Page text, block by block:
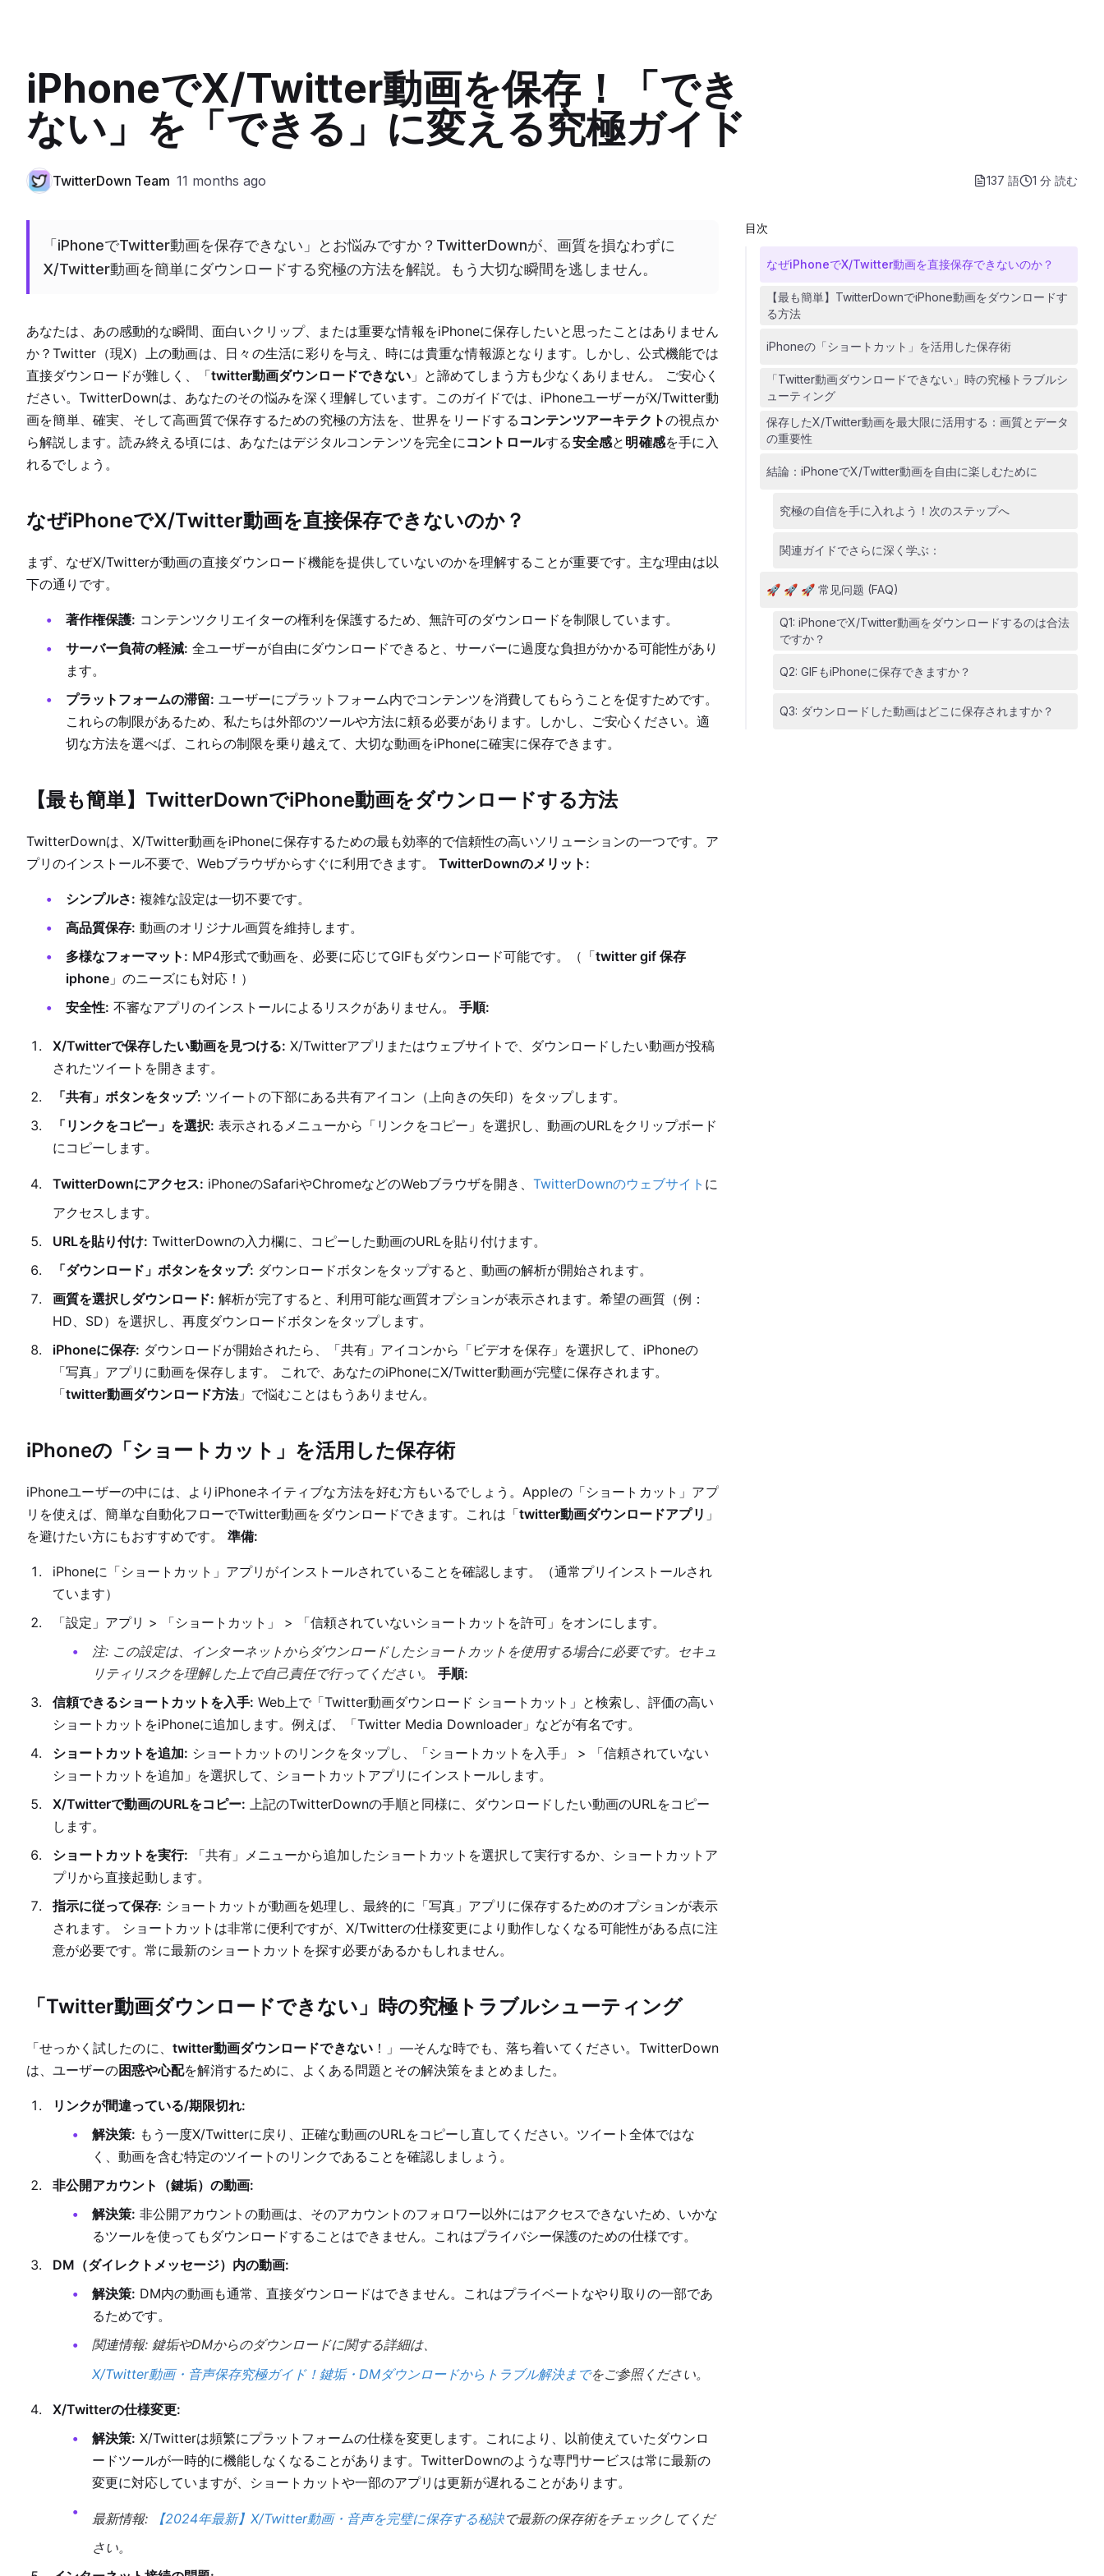
iPhoneでX/Twitter動画を保存！「でき
ない」を「できる」に変える究極ガイド
TwitterDown Team 11 months ago 137 語 1 分 読む
「iPhoneでTwitter動画を保存できない」とお悩みですか？TwitterDownが、画質を損なわずに
X/Twitter動画を簡単にダウンロードする究極の方法を解説。もう大切な瞬間を逃しません。
あなたは、あの感動的な瞬間、面白いクリップ、または重要な情報をiPhoneに保存したいと思ったことはありません
か？Twitter（現X）上の動画は、日々の生活に彩りを与え、時には貴重な情報源となります。しかし、公式機能では
直接ダウンロードが難しく、「twitter動画ダウンロードできない」と諦めてしまう方も少なくありません。 ご安心く
ださい。TwitterDownは、あなたのその悩みを深く理解しています。このガイドでは、iPhoneユーザーがX/Twitter動
画を簡単、確実、そして高画質で保存するための究極の方法を、世界をリードする コンテンツアーキテクトの視点か
ら解説します。読み終える頃には、あなたはデジタルコンテンツを完全にコントロールする安全感と 明確感を手に入
れるでしょう。
なぜiPhoneでX/Twitter動画を直接保存できないのか？
まず、なぜX/Twitterが動画の直接ダウンロード機能を提供していないのかを理解することが重要です。主な理由は以
下の通りです。
著作権保護: コンテンツクリエイターの権利を保護するため、無許可のダウンロードを制限しています。
サーバー負荷の軽減: 全ユーザーが自由にダウンロードできると、サーバーに過度な負担がかかる可能性があり
ます。
プラットフォームの滞留: ユーザーにプラットフォーム内でコンテンツを消費してもらうことを促すためです。
これらの制限があるため、私たちは外部のツールや方法に頼る必要があります。しかし、ご安心ください。適
切な方法を選べば、これらの制限を乗り越えて、大切な動画をiPhoneに確実に保存できます。
【最も簡単】TwitterDownでiPhone動画をダウンロードする方法
TwitterDownは、X/Twitter動画をiPhoneに保存するための最も効率的で信頼性の高いソリューションの一つです。ア
プリのインストール不要で、Webブラウザからすぐに利用できます。 TwitterDownのメリット:
シンプルさ: 複雑な設定は一切不要です。
高品質保存: 動画のオリジナル画質を維持します。
多様なフォーマット: MP4形式で動画を、必要に応じてGIFもダウンロード可能です。（「twitter gif 保存
iphone 」のニーズにも対応！）
安全性: 不審なアプリのインストールによるリスクがありません。 手順:
X/Twitterで保存したい動画を見つける: X/Twitterアプリまたはウェブサイトで、ダウンロードしたい動画が投稿
されたツイートを開きます。
「共有」ボタンをタップ: ツイートの下部にある共有アイコン（上向きの矢印）をタップします。
「リンクをコピー」を選択: 表示されるメニューから「リンクをコピー」を選択し、動画のURLをクリップボード
にコピーします。
TwitterDownにアクセス: iPhoneのSafariやChromeなどのWebブラウザを開き、 TwitterDownのウェブサイト に
アクセスします。
URLを貼り付け: TwitterDownの入力欄に、コピーした動画のURLを貼り付けます。
「ダウンロード」ボタンをタップ: ダウンロードボタンをタップすると、動画の解析が開始されます。
画質を選択しダウンロード: 解析が完了すると、利用可能な画質オプションが表示されます。希望の画質（例：
HD、SD）を選択し、再度ダウンロードボタンをタップします。
iPhoneに保存: ダウンロードが開始されたら、「共有」アイコンから「ビデオを保存」を選択して、iPhoneの
「写真」アプリに動画を保存します。 これで、あなたのiPhoneにX/Twitter動画が完璧に保存されます。
「twitter動画ダウンロード方法」で悩むことはもうありません。
iPhoneの「ショートカット」を活用した保存術
iPhoneユーザーの中には、よりiPhoneネイティブな方法を好む方もいるでしょう。Appleの「ショートカット」アプ
リを使えば、簡単な自動化フローでTwitter動画をダウンロードできます。これは「twitter動画ダウンロードアプリ 」
を避けたい方にもおすすめです。 準備:
iPhoneに「ショートカット」アプリがインストールされていることを確認します。（通常プリインストールされ
ています）
「設定」アプリ > 「ショートカット」 > 「信頼されていないショートカットを許可」をオンにします。
注: この設定は、インターネットからダウンロードしたショートカットを使用する場合に必要です。セキュ
リティリスクを理解した上で自己責任で行ってください。
手順:
信頼できるショートカットを入手: Web上で「Twitter動画ダウンロード ショートカット」と検索し、評価の高い
ショートカットをiPhoneに追加します。例えば、「Twitter Media Downloader」などが有名です。
ショートカットを追加: ショートカットのリンクをタップし、「ショートカットを入手」 > 「信頼されていない
ショートカットを追加」を選択して、ショートカットアプリにインストールします。
X/Twitterで動画のURLをコピー: 上記のTwitterDownの手順と同様に、ダウンロードしたい動画のURLをコピー
します。
ショートカットを実行: 「共有」メニューから追加したショートカットを選択して実行するか、ショートカットア
プリから直接起動します。
指示に従って保存: ショートカットが動画を処理し、最終的に「写真」アプリに保存するためのオプションが表示
されます。 ショートカットは非常に便利ですが、X/Twitterの仕様変更により動作しなくなる可能性がある点に注
意が必要です。常に最新のショートカットを探す必要があるかもしれません。
「Twitter動画ダウンロードできない」時の究極トラブルシューティング
「せっかく試したのに、 twitter動画ダウンロードできない ！」—そんな時でも、落ち着いてください。TwitterDown
は、ユーザーの困惑や心配を解消するために、よくある問題とその解決策をまとめました。
リンクが間違っている/期限切れ:
解決策: もう一度X/Twitterに戻り、正確な動画のURLをコピーし直してください。ツイート全体ではな
く、動画を含む特定のツイートのリンクであることを確認しましょう。
非公開アカウント（鍵垢）の動画:
解決策: 非公開アカウントの動画は、そのアカウントのフォロワー以外にはアクセスできないため、いかな
るツールを使ってもダウンロードすることはできません。これはプライバシー保護のための仕様です。
DM（ダイレクトメッセージ）内の動画:
解決策: DM内の動画も通常、直接ダウンロードはできません。これはプライベートなやり取りの一部であ
るためです。
関連情報: 鍵垢やDMからのダウンロードに関する詳細は、
X/Twitter動画・音声保存究極ガイド！鍵垢・DMダウンロードからトラブル解決までをご参照ください。
X/Twitterの仕様変更:
解決策: X/Twitterは頻繁にプラットフォームの仕様を変更します。これにより、以前使えていたダウンロ
ードツールが一時的に機能しなくなることがあります。TwitterDownのような専門サービスは常に最新の
変更に対応していますが、ショートカットや一部のアプリは更新が遅れることがあります。
最新情報: 【2024年最新】X/Twitter動画・音声を完璧に保存する秘訣で最新の保存術をチェックしてくだ
さい。
目次
なぜiPhoneでX/Twitter動画を直接保存できないのか？
【最も簡単】TwitterDownでiPhone動画をダウンロードす
る方法
iPhoneの「ショートカット」を活用した保存術
「Twitter動画ダウンロードできない」時の究極トラブルシ
ューティング
保存したX/Twitter動画を最大限に活用する：画質とデータ
の重要性
結論：iPhoneでX/Twitter動画を自由に楽しむために
究極の自信を手に入れよう！次のステップへ
関連ガイドでさらに深く学ぶ：
🚀 🚀 🚀 常见问题 (FAQ)
Q1: iPhoneでX/Twitter動画をダウンロードするのは合法
ですか？
Q2: GIFもiPhoneに保存できますか？
Q3: ダウンロードした動画はどこに保存されますか？